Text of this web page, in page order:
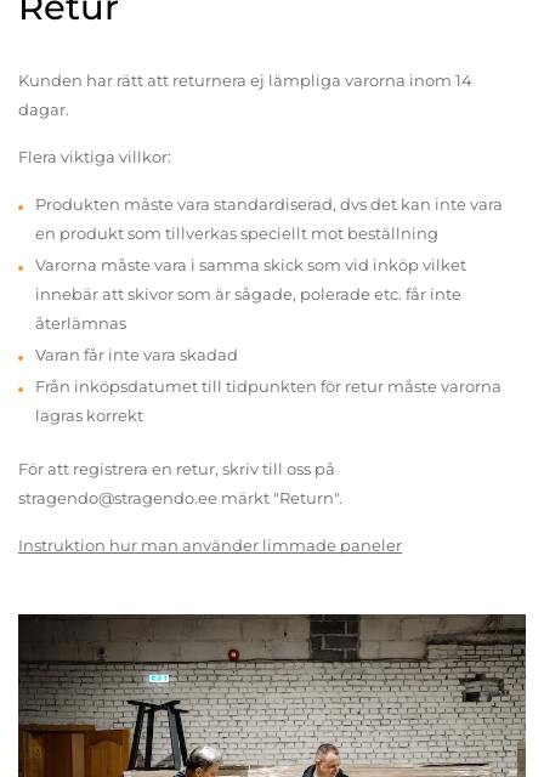
Kunden har rätt att returnera ej lämpliga varorna inom 14
dagar.
Flera viktiga villkor:
Produkten måste vara standardiserad, dvs det kan inte vara
en produkt som tillverkas speciellt mot beställning
Varorna måste vara i samma skick som vid inköp vilket
innebär att skivor som är sågade, polerade etc. får inte
återlämnas
Varan får inte vara skadad
Från inköpsdatumet till tidpunkten för retur måste varorna
lagras korrekt
För att registrera en retur, skriv till oss på
stragendo@stragendo.ee märkt "Return".
Instruktion hur man använder limmade paneler